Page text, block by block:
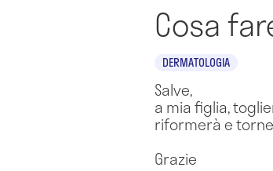
Cosa
DERMATOLOGIA
Salve,
a mia figlia,
riformerà e
Grazie